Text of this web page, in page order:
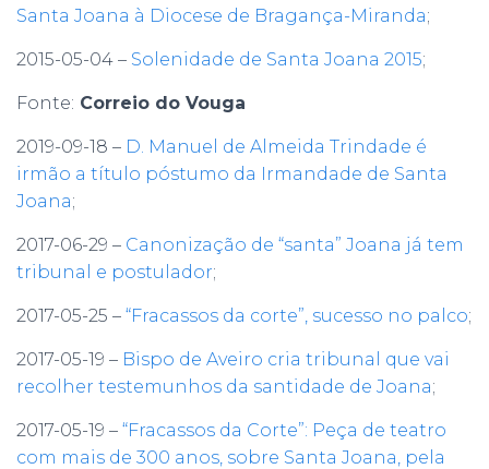
Santa Joana à Diocese de Bragança-Miranda;
2015-05-04 – Solenidade de Santa Joana 2015;
Fonte: Correio do Vouga
2019-09-18 – D. Manuel de Almeida Trindade é
irmão a título póstumo da Irmandade de Santa
Joana;
2017-06-29 – Canonização de “santa” Joana já tem
tribunal e postulador;
2017-05-25 – “Fracassos da corte”, sucesso no palco;
2017-05-19 – Bispo de Aveiro cria tribunal que vai
recolher testemunhos da santidade de Joana;
2017-05-19 – “Fracassos da Corte”: Peça de teatro
com mais de 300 anos, sobre Santa Joana, pela